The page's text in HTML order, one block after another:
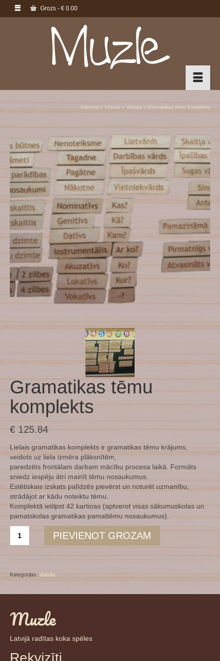
Grozs - € 0.00
Sākums » Veikals » Valoda » Gramatikas tēmu komplekts
Gramatikas tēmu
komplekts
€125.84
Lielais gramatikas komplekts ir gramatikas tēmu krājums,
veidots uz liela izmēra plāksnītēm,
paredzēts frontālam darbam mācību procesa laikā. Formāts
sniedz iespēju ātri mainīt tēmu nosaukumus.
Estētiskais izskats palīdzēs pievērst un noturēt uzmanību,
strādājot ar kādu noteiktu tēmu.
Komplektā ietilpst 42 kartiņas (aptverot visas sākumuskolas un
pamatskolas gramatikas pamattēmu nosaukumus).
Gramatikas
tēmu
komplekts
PIEVIENOT GROZAM
Kategorijas: Valoda
Muzle
Latvijā radītas koka spēles
Rekvizīti